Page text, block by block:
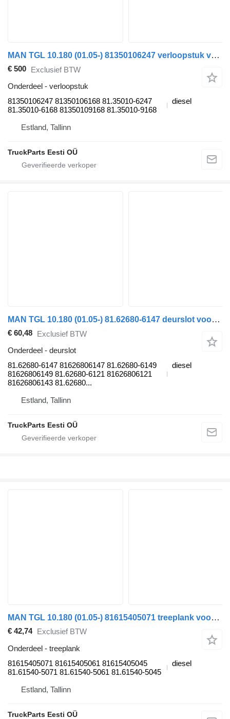
MAN TGL 10.180 (01.05-) 81350106247 verloopstuk voor MAN TGL, TGM, TGS, TGX (2005-2021) trekker
€ 500 Exclusief BTW
Onderdeel - verloopstuk
81350106247 81350106168 81.35010-6247
81.35010-6168 81350109168 81.35010-9168
diesel
Estland, Tallinn
TruckParts Eesti OÜ
MAN TGL 10.180 (01.05-) 81.62680-6147 deurslot voor MAN TGL, TGM, TGS, TGX (2005-2021) trekker
€ 60,48 Exclusief BTW
Onderdeel - deurslot
81.62680-6147 81626806147 81.62680-6149
81626806149 81.62680-6121 81626806121
81626806143 81.62680...
diesel
Estland, Tallinn
TruckParts Eesti OÜ
MAN TGL 10.180 (01.05-) 81615405071 treeplank voor MAN TGL, TGM, TGS, TGX (2005-2021) trekker
€ 42,74 Exclusief BTW
Onderdeel - treeplank
81615405071 81615405061 81615405045
81.61540-5071 81.61540-5061 81.61540-5045
diesel
Estland, Tallinn
TruckParts Eesti OÜ